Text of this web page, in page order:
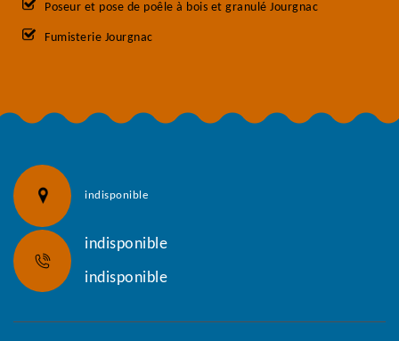
Poseur et pose de poêle à bois et granulé Jourgnac
Fumisterie Jourgnac
indisponible
indisponible
indisponible